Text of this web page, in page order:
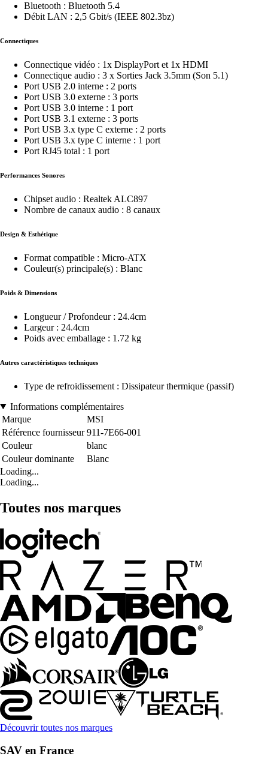
Bluetooth : Bluetooth 5.4
Débit LAN : 2,5 Gbit/s (IEEE 802.3bz)
Connectiques
Connectique vidéo : 1x DisplayPort et 1x HDMI
Connectique audio : 3 x Sorties Jack 3.5mm (Son 5.1)
Port USB 2.0 interne : 2 ports
Port USB 3.0 externe : 3 ports
Port USB 3.0 interne : 1 port
Port USB 3.1 externe : 3 ports
Port USB 3.x type C externe : 2 ports
Port USB 3.x type C interne : 1 port
Port RJ45 total : 1 port
Performances Sonores
Chipset audio : Realtek ALC897
Nombre de canaux audio : 8 canaux
Design & Esthétique
Format compatible : Micro-ATX
Couleur(s) principale(s) : Blanc
Poids & Dimensions
Longueur / Profondeur : 24.4cm
Largeur : 24.4cm
Poids avec emballage : 1.72 kg
Autres caractéristiques techniques
Type de refroidissement : Dissipateur thermique (passif)
Informations complémentaires
Marque
MSI
Référence fournisseur 911-7E66-001
Couleur
blanc
Couleur dominante
Blanc
Loading...
Loading...
Toutes nos marques
Découvrir toutes nos marques
SAV en France